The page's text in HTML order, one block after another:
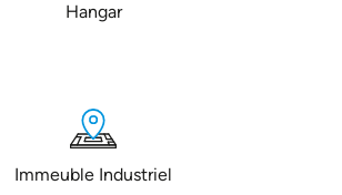
Hangar
Immeuble Industriel